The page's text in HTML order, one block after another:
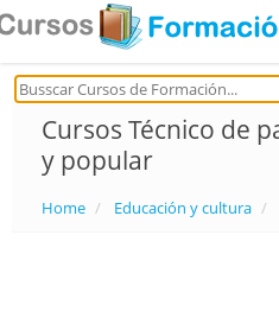
Cursos Técnico de
y popular
Home Educación y cultura